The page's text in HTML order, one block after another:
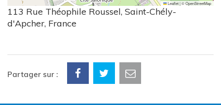
Leaflet|©OpenStreetMap
113 Rue Théophile Roussel, Saint-Chély-
d'Apcher, France
Partager sur :